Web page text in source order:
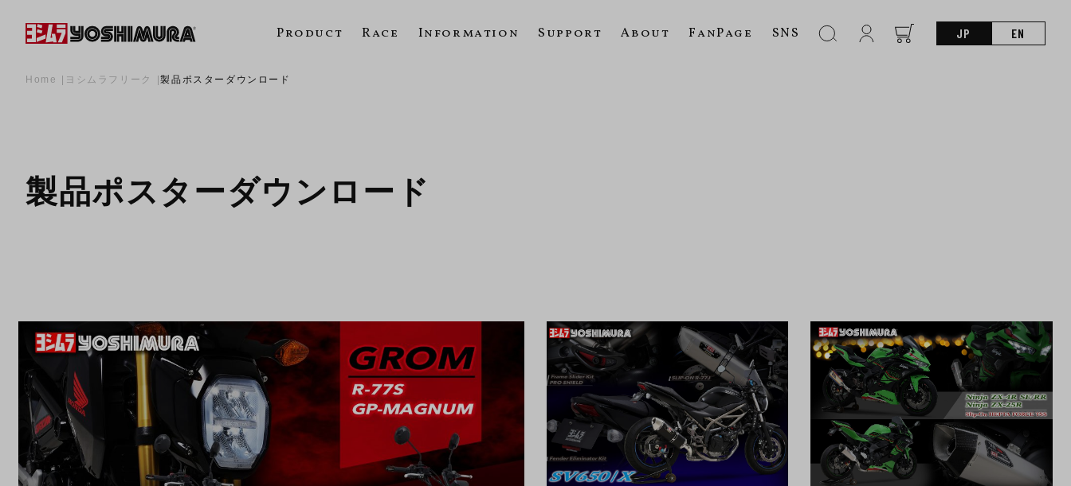
Product Race Information Support About FanPage SNS JP EN
Home ヨシムラフリーク 製品ポスターダウンロード
製品ポスターダウンロード